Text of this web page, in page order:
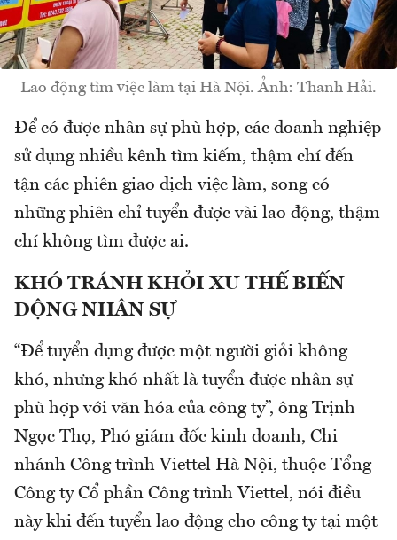
Lao động tìm việc làm tại Hà Nội. Ảnh: Thanh Hải.
Để có được nhân sự phù hợp, các doanh nghiệp
sử dụng nhiều kênh tìm kiếm, thậm chí đến
tận các phiên giao dịch việc làm, song có
những phiên chỉ tuyển được vài lao động, thậm
chí không tìm được ai.
KHÓ TRÁNH KHỎI XU THẾ BIẾN
ĐỘNG NHÂN SỰ
“Để tuyển dụng được một người giỏi không
khó, nhưng khó nhất là tuyển được nhân sự
phù hợp với văn hóa của công ty”, ông Trịnh
Ngọc Thọ, Phó giám đốc kinh doanh, Chi
nhánh Công trình Viettel Hà Nội, thuộc Tổng
Công ty Cổ phần Công trình Viettel, nói điều
này khi đến tuyển lao động cho công ty tại một